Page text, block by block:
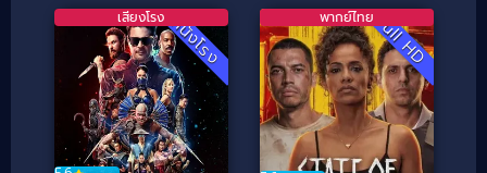
หนังโรง
เสียงโรง Full HD
พากย์ไทย